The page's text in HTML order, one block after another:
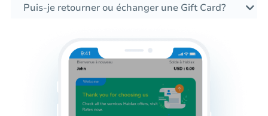
Puis-je retourner ou échanger une Gift Card?